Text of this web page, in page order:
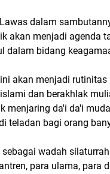
dalam
akan menjadi agenda
dalam bidang
akan menjadi rutinitas
dan berakhlak
menjaring da'i da'i
teladan bagi orang
wadah
para ulama, para